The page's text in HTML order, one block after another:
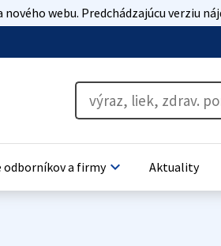
webu. Predchádzajúcu verziu
odborníkov a firmykeyboard_arrow_down Aktuality